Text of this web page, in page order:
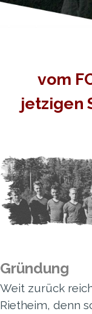
vom
jetzigen
Gründung
Weit zurück
Rietheim, denn